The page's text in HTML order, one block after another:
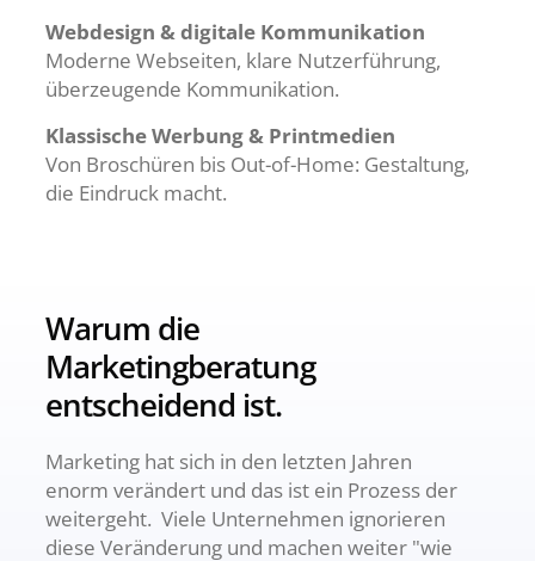
Webdesign & digitale Kommunikation
Moderne Webseiten, klare Nutzerführung,
überzeugende Kommunikation.
Klassische Werbung & Printmedien
Von Broschüren bis Out-of-Home: Gestaltung,
die Eindruck macht.
Warum die
Marketingberatung
entscheidend ist.
Marketing hat sich in den letzten Jahren
enorm verändert und das ist ein Prozess der
weitergeht. Viele Unternehmen ignorieren
diese Veränderung und machen weiter "wie